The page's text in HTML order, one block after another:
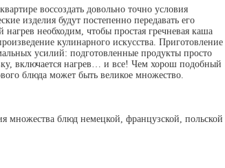
воссоздать довольно точно условия
изделия будут постепенно передавать его
необходим, чтобы простая гречневая каша
кулинарного искусства. Приготовление
усилий: подготовленные продукты просто
включается нагрев… и все! Чем хорош подобный
блюда может быть великое множество.
множества блюд немецкой, французской, польской